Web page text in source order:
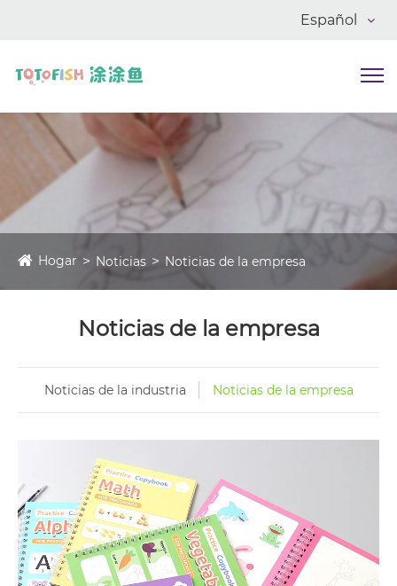
Español
Hogar Noticias Noticias de la empresa
Noticias de la empresa
Noticias de la industria Noticias de la empresa